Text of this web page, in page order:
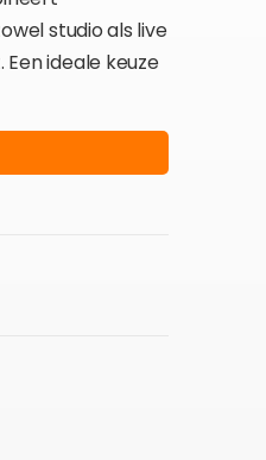
studio als live
ideale keuze